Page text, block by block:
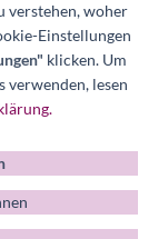
verstehen, woher
Einstellungen
klicken. Um
verwenden, lesen